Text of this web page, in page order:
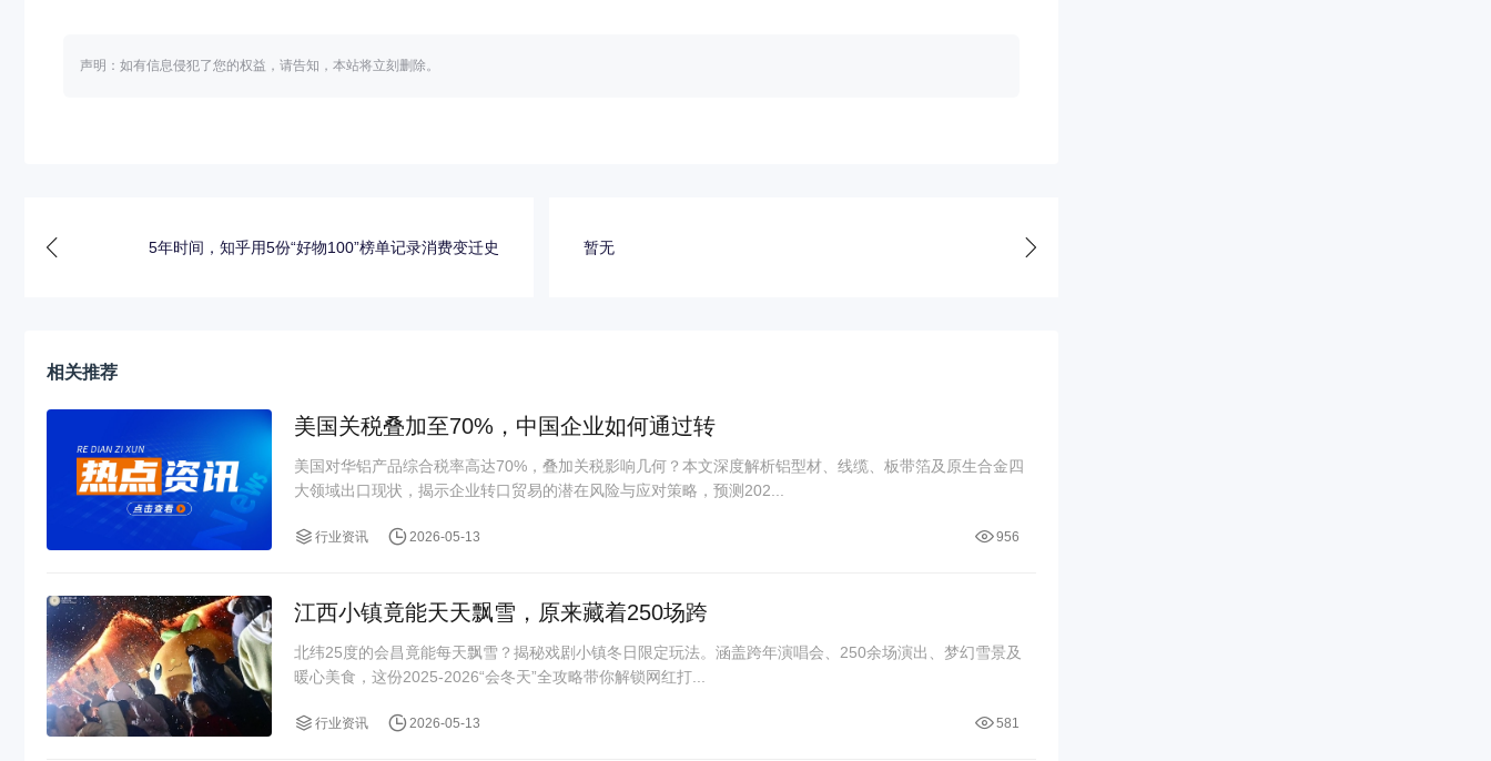
声明：如有信息侵犯了您的权益，请告知，本站将立刻删除。
5年时间，知乎用5份“好物100”榜单记录消费变迁史 暂无
相关推荐
美国关税叠加至70%，中国企业如何通过转
美国对华铝产品综合税率高达70%，叠加关税影响几何？本文深度解析铝型材、线缆、板带箔及原生合金四
大领域出口现状，揭示企业转口贸易的潜在风险与应对策略，预测202...
行业资讯 2026-05-13 956
江西小镇竟能天天飘雪，原来藏着250场跨
北纬25度的会昌竟能每天飘雪？揭秘戏剧小镇冬日限定玩法。涵盖跨年演唱会、250余场演出、梦幻雪景及
暖心美食，这份2025-2026“会冬天”全攻略带你解锁网红打...
行业资讯 2026-05-13 581